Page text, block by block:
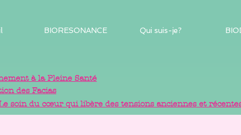
BIORESONANCE Qui suis-je?
à la Pleine Santé
des Facias
soin du cœur qui libère des tensions anciennes et